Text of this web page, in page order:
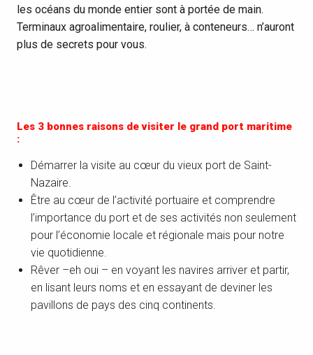
les océans du monde entier sont à portée de main.
Terminaux agroalimentaire, roulier, à conteneurs… n’auront
plus de secrets pour vous.
Les 3 bonnes raisons de visiter le grand port maritime
:
Démarrer la visite au cœur du vieux port de Saint-
Nazaire.
Être au cœur de l’activité portuaire et comprendre
l’importance du port et de ses activités non seulement
pour l’économie locale et régionale mais pour notre
vie quotidienne.
Rêver –eh oui – en voyant les navires arriver et partir,
en lisant leurs noms et en essayant de deviner les
pavillons de pays des cinq continents.